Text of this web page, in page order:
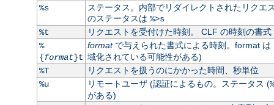
%s
ステータス。内部でリダイレクトされたリク
のステータスは %>s
%t
リクエストを受付けた時刻。 CLF の時刻の書
%
{format}t
formatで与えられた書式による時刻。format は
域化されている可能性がある)
%T
リクエストを扱うのにかかった時間、秒単位
%u
リモートユーザ (認証によるもの。ステータス (
がある)